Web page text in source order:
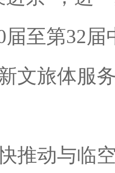
届至第32
文旅体服
动与临空